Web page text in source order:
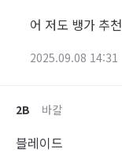
어 저도 뱅가 추천
2025.09.08 14:31
2B 바칼
블레이드